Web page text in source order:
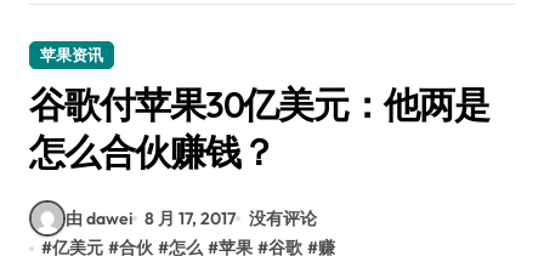
苹果资讯
谷歌付苹果30亿美元：他两是
怎么合伙赚钱？
由 dawei 8 月 17, 2017 没有评论
#亿美元 #合伙 #怎么 #苹果 #谷歌 #赚